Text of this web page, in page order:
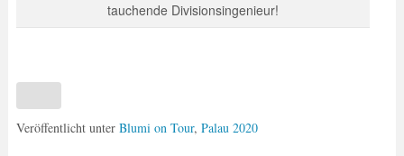
tauchende Divisionsingenieur!
Veröffentlicht unter Blumi on Tour, Palau 2020